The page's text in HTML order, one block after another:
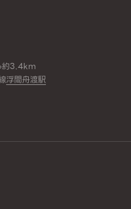
約3.4km
浮間舟渡駅